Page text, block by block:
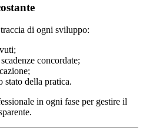
di ogni sviluppo:
concordate;
stato della pratica.
in ogni fase per gestire il